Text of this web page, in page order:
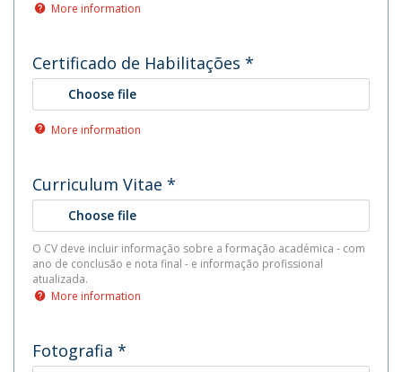
More information
Certificado de Habilitações *
Choose file
More information
Curriculum Vitae *
Choose file
O CV deve incluir informação sobre a formação académica - com
ano de conclusão e nota final - e informação profissional
atualizada.
More information
Fotografia *